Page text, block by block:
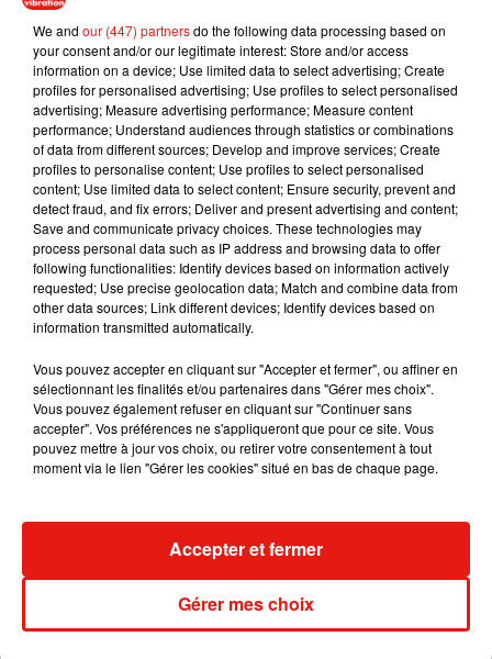
Musique
7 août 2026
Julien Lieb s’essaye à la vie de chatelain
dans son nouveau clip
7 août 2026
Madonna sort enfin le remix de « Love
Sensation » avec Kylie Minogue
Tayc et Didi B dévoilent le single le plus
dansant de l’année
collaboration tant attendue
We and our (447) partnersdo the following data processing based on
your consent and/or our legitimate interest: Store and/or access
information on a device; Use limited data to select advertising; Create
profiles for personalised advertising; Use profiles to select personalised
advertising; Measure advertising performance; Measure content
performance; Understand audiences through statistics or combinations
of data from different sources; Develop and improve services; Create
profiles to personalise content; Use profiles to select personalised
content; Use limited data to select content; Ensure security, prevent and
detect fraud, and fix errors; Deliver and present advertising and content;
Save and communicate privacy choices. These technologies may
process personal data such as IP address and browsing data to offer
following functionalities: Identify devices based on information actively
requested; Use precise geolocation data; Match and combine data from
other data sources; Link different devices; Identify devices based on
information transmitted automatically.
Vous pouvez accepter en cliquant sur "Accepter et fermer", ou affiner en
sélectionnant les finalités et/ou partenaires dans "Gérer mes choix".
Vous pouvez également refuser en cliquant sur "Continuer sans
accepter". Vos préférences ne s'appliqueront que pour ce site. Vous
pouvez mettre à jour vos choix, ou retirer votre consentement à tout
moment via le lien "Gérer les cookies" situé en bas de chaque page.
Gérer mes choix
Accepter et fermer